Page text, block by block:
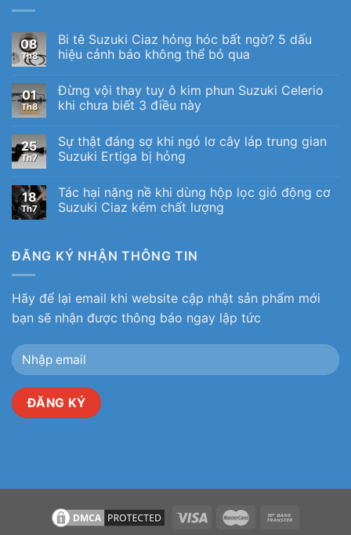
08
Th8
Bi tê Suzuki Ciaz hỏng hóc bất ngờ? 5 dấu
hiệu cảnh báo không thể bỏ qua
01
Th8
Đừng vội thay tuy ô kim phun Suzuki Celerio
khi chưa biết 3 điều này
25
Th7
Sự thật đáng sợ khi ngó lơ cây láp trung gian
Suzuki Ertiga bị hỏng
18
Th7
Tác hại nặng nề khi dùng hộp lọc gió động cơ
Suzuki Ciaz kém chất lượng
ĐĂNG KÝ NHẬN THÔNG TIN
Hãy để lại email khi website cập nhật sản phẩm mới
bạn sẽ nhận được thông báo ngay lập tức